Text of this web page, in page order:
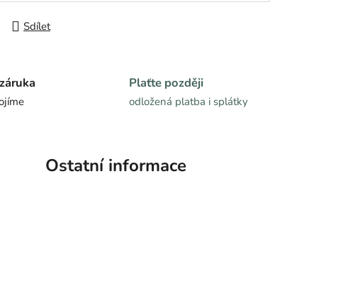
Sdílet
Plaťte později
odložená platba i splátky
Ostatní informace